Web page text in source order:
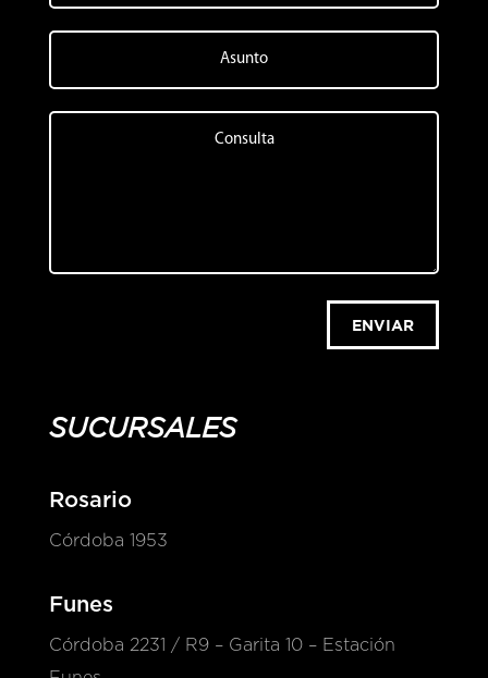
ENVIAR
SUCURSALES
Rosario
Córdoba 1953
Funes
Córdoba 2231 / R9 – Garita 10 – Estación